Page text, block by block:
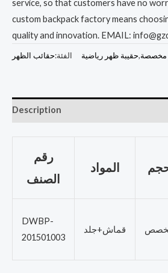
service, so that customers have no
custom backpack factory means
quality and innovation. EMAIL:
الفئة:حقائب الظهر مخصصة,حقيبة ظهر رياضية
Description
رقم
الصنف
المواد
DWBP-
201501003
قماش+جلد